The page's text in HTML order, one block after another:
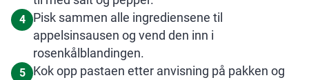
4
Pisk sammen alle ingrediensene til
appelsinsausen og vend den inn i
rosenkålblandingen.
5
Kok opp pastaen etter anvisning på pakken og